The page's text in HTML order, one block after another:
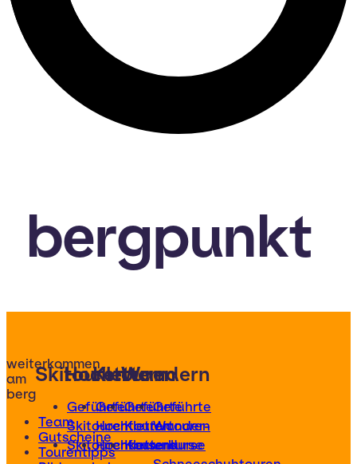
bergpunkt
weiterkommen
am
berg
Team
Gutscheine
Tourentipps
Skitouren
Geführte
Skitouren
Skitourenkurse
Hochtouren
Geführte
Hochtouren
Hochtourenkurse
Klettern
Geführte
Klettertouren
Kletterkurse
Wandern
Geführte
Wander-
und